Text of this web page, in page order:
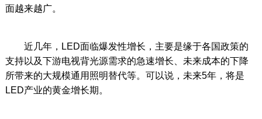
面越来越广。
近几年，LED面临爆发性增长，主要是缘于各国政策的
支持以及下游电视背光源需求的急速增长、未来成本的下降
所带来的大规模通用照明替代等。可以说，未来5年，将是
LED产业的黄金增长期。